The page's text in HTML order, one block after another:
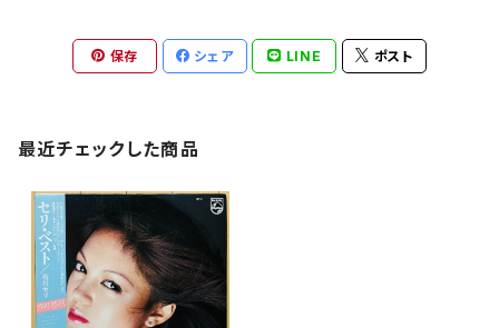
保存 シェア LINE ポスト
最近チェックした商品